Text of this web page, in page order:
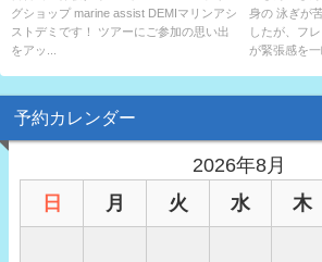
グショップ marine assist DEMIマリンアシ
ストデミです！ ツアーにご参加の思い出
をアッ...
身の 泳ぎが
したが、フ
が緊張感を一
予約カレンダー
2026年8月
日
月 火 水 木